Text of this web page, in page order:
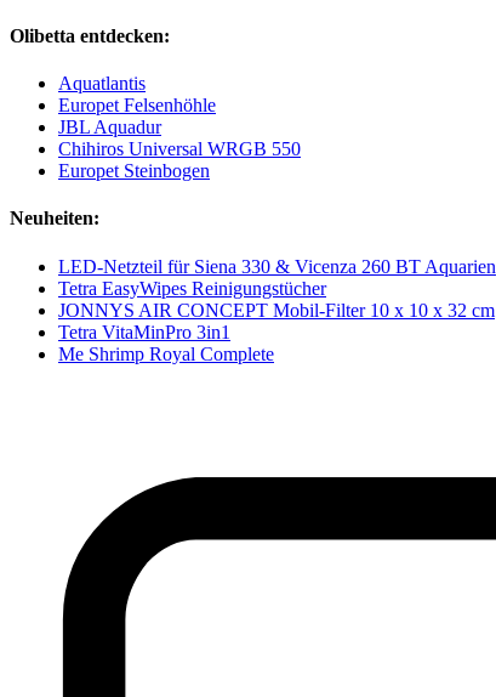
Olibetta entdecken:
Aquatlantis
Europet Felsenhöhle
JBL Aquadur
Chihiros Universal WRGB 550
Europet Steinbogen
Neuheiten:
LED-Netzteil für Siena 330 & Vicenza 260 BT Aquarien
Tetra EasyWipes Reinigungstücher
JONNYS AIR CONCEPT Mobil-Filter 10 x 10 x 32 cm
Tetra VitaMinPro 3in1
Me Shrimp Royal Complete